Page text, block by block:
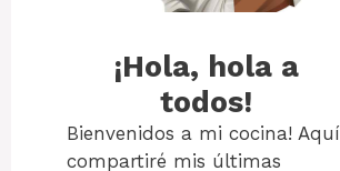
¡Hola, hola a
todos!
Bienvenidos a mi cocina! Aquí
compartiré mis últimas